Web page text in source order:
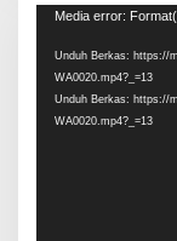
Pemutar
Media error:
Unduh Berkas: https://
WA0020.mp4?_=13
Unduh Berkas: https://
WA0020.mp4?_=13